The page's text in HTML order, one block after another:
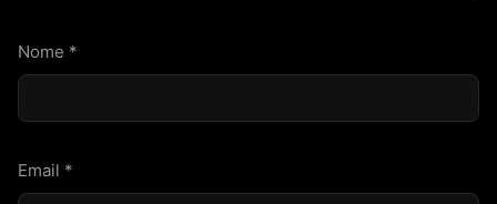
Nome *
Email *